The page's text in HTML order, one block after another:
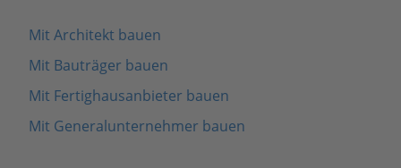
Mit Architekt bauen
Mit Bauträger bauen
Mit Fertighausanbieter bauen
Mit Generalunternehmer bauen